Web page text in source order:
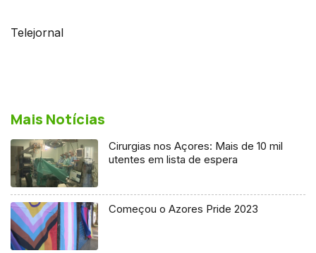
Telejornal
Mais Notícias
Cirurgias nos Açores: Mais de 10 mil
utentes em lista de espera
Começou o Azores Pride 2023